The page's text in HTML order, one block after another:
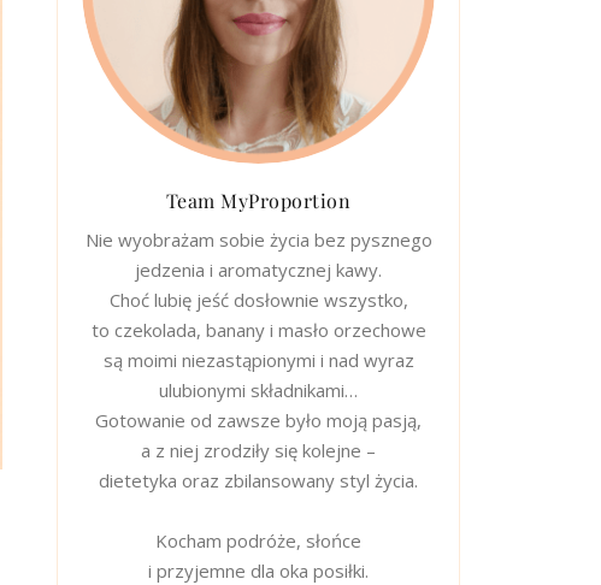
Team MyProportion
Nie wyobrażam sobie życia bez pysznego
jedzenia i aromatycznej kawy.
Choć lubię jeść dosłownie wszystko,
to czekolada, banany i masło orzechowe
są moimi niezastąpionymi i nad wyraz
ulubionymi składnikami…
Gotowanie od zawsze było moją pasją,
a z niej zrodziły się kolejne –
dietetyka oraz zbilansowany styl życia.
Kocham podróże, słońce
i przyjemne dla oka posiłki.